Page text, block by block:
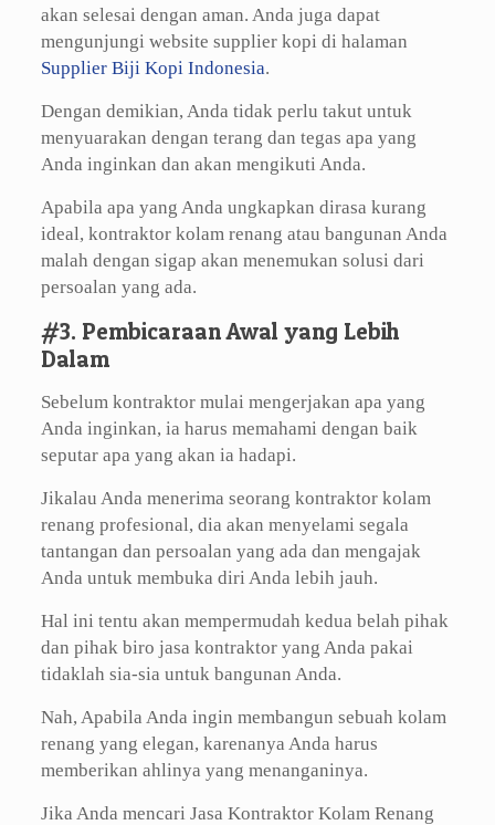
akan selesai dengan aman. Anda juga dapat
mengunjungi website supplier kopi di halaman
Supplier Biji Kopi Indonesia.
Dengan demikian, Anda tidak perlu takut untuk
menyuarakan dengan terang dan tegas apa yang
Anda inginkan dan akan mengikuti Anda.
Apabila apa yang Anda ungkapkan dirasa kurang
ideal, kontraktor kolam renang atau bangunan Anda
malah dengan sigap akan menemukan solusi dari
persoalan yang ada.
#3. Pembicaraan Awal yang Lebih
Dalam
Sebelum kontraktor mulai mengerjakan apa yang
Anda inginkan, ia harus memahami dengan baik
seputar apa yang akan ia hadapi.
Jikalau Anda menerima seorang kontraktor kolam
renang profesional, dia akan menyelami segala
tantangan dan persoalan yang ada dan mengajak
Anda untuk membuka diri Anda lebih jauh.
Hal ini tentu akan mempermudah kedua belah pihak
dan pihak biro jasa kontraktor yang Anda pakai
tidaklah sia-sia untuk bangunan Anda.
Nah, Apabila Anda ingin membangun sebuah kolam
renang yang elegan, karenanya Anda harus
memberikan ahlinya yang menanganinya.
Jika Anda mencari Jasa Kontraktor Kolam Renang